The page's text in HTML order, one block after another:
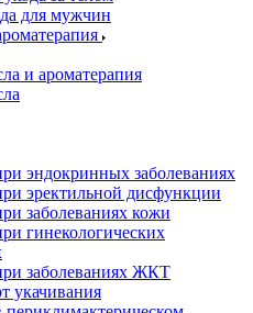
для мужчин
и ароматерапия
эндокринных заболеваниях
эректильной дисфункции
заболеваниях кожи
гинекологических
заболеваниях ЖКТ
укачивания